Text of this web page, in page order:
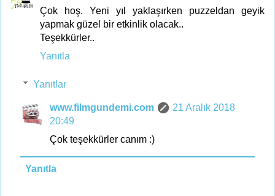
Çok hoş. Yeni yıl yaklaşırken puzzeldan geyik
yapmak güzel bir etkinlik olacak..
Teşekkürler..
Yanıtla
Yanıtlar
www.filmgundemi.com
21 Aralık 2018
20:49
Çok teşekkürler canım :)
Yanıtla